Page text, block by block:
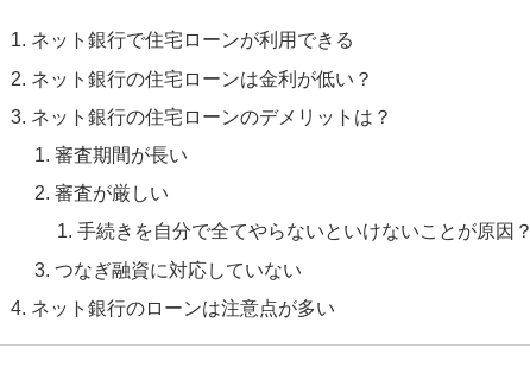
ネット銀行で住宅ローンが利用できる
ネット銀行の住宅ローンは金利が低い？
ネット銀行の住宅ローンのデメリットは？
審査期間が長い
審査が厳しい
手続きを自分で全てやらないといけないことが原因？
つなぎ融資に対応していない
ネット銀行のローンは注意点が多い